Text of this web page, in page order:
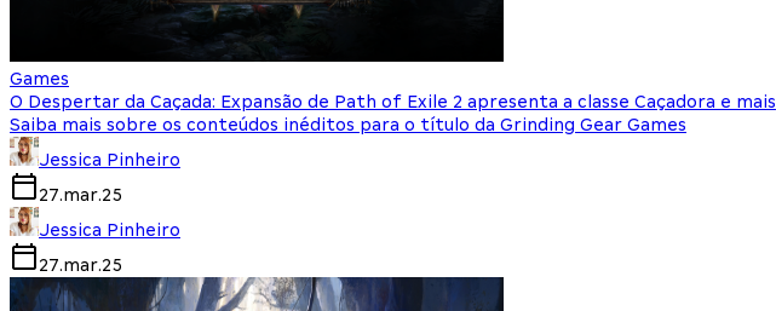
Games
O Despertar da Caçada: Expansão de Path of Exile 2 apresenta a classe Caçadora e mais
Saiba mais sobre os conteúdos inéditos para o título da Grinding Gear Games
Jessica Pinheiro
27.mar.25
Jessica Pinheiro
27.mar.25